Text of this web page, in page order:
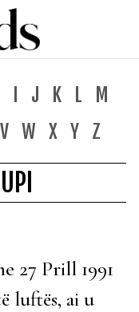
J K L
M
V W X Y Z
27 Prill 1991
luftës, ai u